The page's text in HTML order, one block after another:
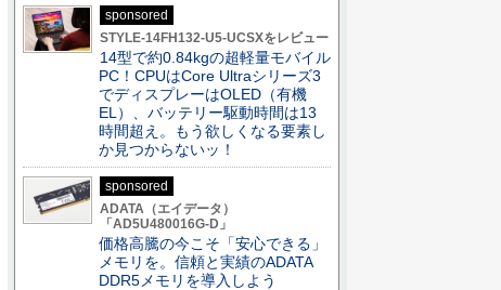
sponsored
STYLE-14FH132-U5-UCSXをレビュー
14型で約0.84kgの超軽量モバイル
PC！CPUはCore Ultraシリーズ3
でディスプレーはOLED（有機
EL）、バッテリー駆動時間は13
時間超え。もう欲しくなる要素し
か見つからないッ！
sponsored
ADATA（エイデータ）
「AD5U480016G-D」
価格高騰の今こそ「安心できる」
メモリを。信頼と実績のADATA
DDR5メモリを導入しよう